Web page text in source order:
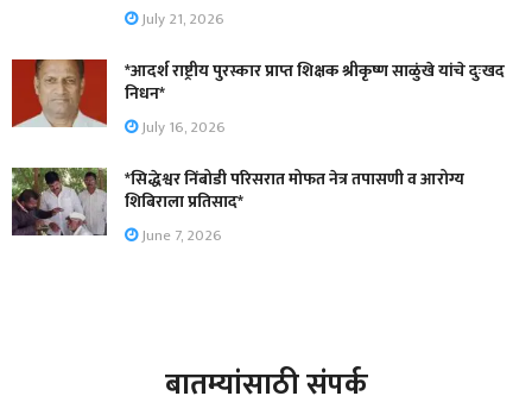
July 21, 2026
*आदर्श राष्ट्रीय पुरस्कार प्राप्त शिक्षक श्रीकृष्ण साळुंखे यांचे दुःखद
निधन*
July 16, 2026
*सिद्धेश्वर निंबोडी परिसरात मोफत नेत्र तपासणी व आरोग्य
शिबिराला प्रतिसाद*
June 7, 2026
बातम्यांसाठी संपर्क